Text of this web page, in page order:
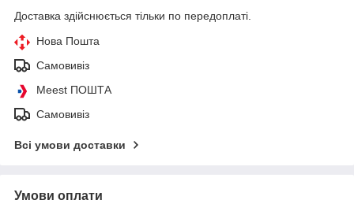
Доставка здійснюється тільки по передоплаті.
Нова Пошта
Самовивіз
Meest ПОШТА
Самовивіз
Всі умови доставки
Умови оплати